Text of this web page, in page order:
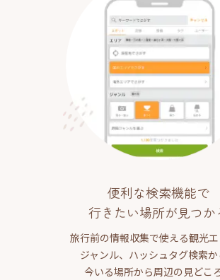
便利な検索機能で
行きたい場所が見つか
旅行前の情報収集で使える観光エ
ジャンル、ハッシュタグ検索か
今いる場所から周辺の見どこ